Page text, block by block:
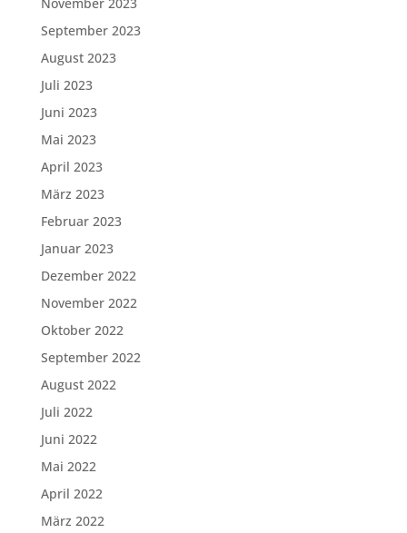
September 2023
August 2023
Juli 2023
Juni 2023
Mai 2023
April 2023
März 2023
Februar 2023
Januar 2023
Dezember 2022
November 2022
Oktober 2022
September 2022
August 2022
Juli 2022
Juni 2022
Mai 2022
April 2022
März 2022